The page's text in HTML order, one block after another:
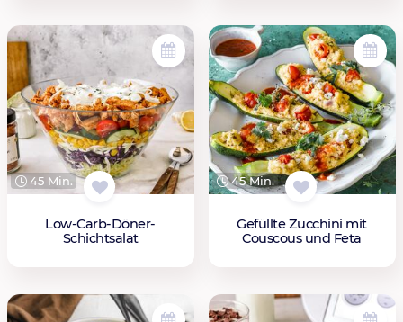
45 Min.
Low-Carb-Döner-
Schichtsalat
45 Min.
Gefüllte Zucchini mit
Couscous und Feta